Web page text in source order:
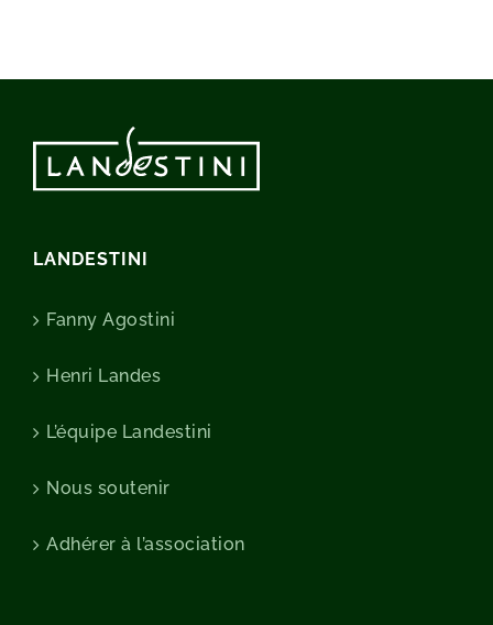
LANDESTINI
Fanny Agostini
Henri Landes
L’équipe Landestini
Nous soutenir
Adhérer à l’association